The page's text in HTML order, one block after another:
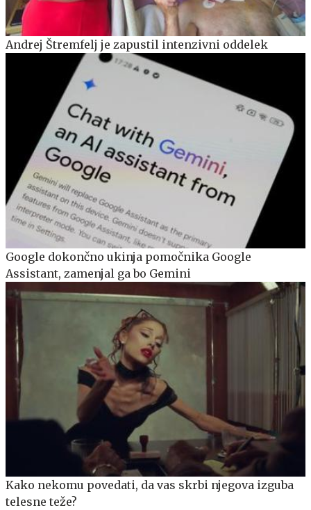
Andrej Štremfelj je zapustil intenzivni oddelek
Google dokončno ukinja pomočnika Google
Assistant, zamenjal ga bo Gemini
Kako nekomu povedati, da vas skrbi njegova izguba
telesne teže?